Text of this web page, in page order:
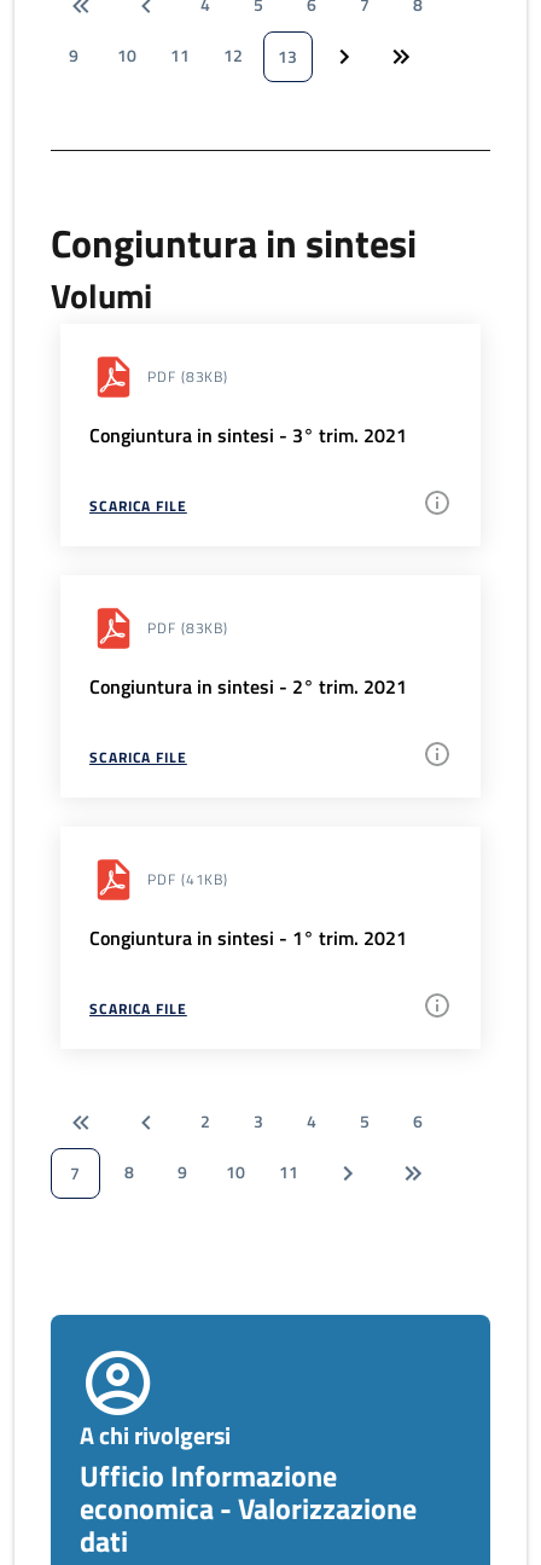
9
10 11 12 13
Congiuntura in sintesi
Volumi
PDF (83KB)
Congiuntura in sintesi - 3° trim. 2021
SCARICA FILE
PDF (83KB)
Congiuntura in sintesi - 2° trim. 2021
SCARICA FILE
PDF (41KB)
Congiuntura in sintesi - 1° trim. 2021
SCARICA FILE
2 3 4 5
6
7
8 9 10 11
A chi rivolgersi
Ufficio Informazione
economica - Valorizzazione
dati